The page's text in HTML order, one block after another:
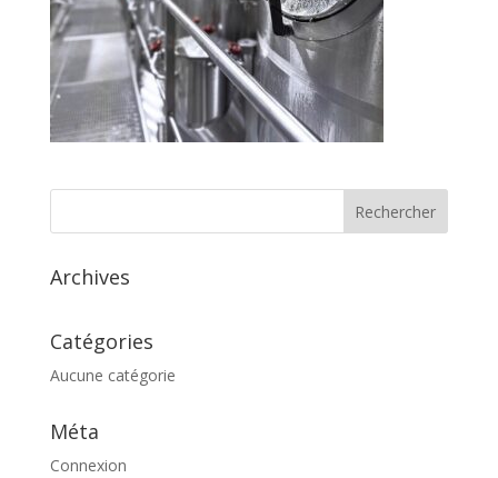
Archives
Catégories
Aucune catégorie
Méta
Connexion